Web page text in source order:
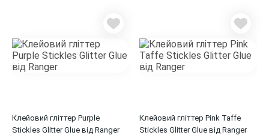
Клейовий гліттер Purple
Stickles Glitter Glue від Ranger
Клейовий гліттер Pink Taffe
Stickles Glitter Glue від Ranger